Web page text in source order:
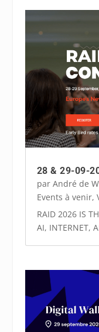
28 & 29-09-
par André de
Events à venir,
RAID 2026 IS
AI, INTERNET,